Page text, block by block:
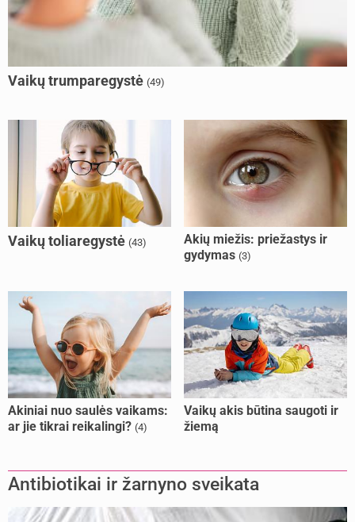
Vaikų trumparegystė (49)
Vaikų toliaregystė (43)
Akių miežis: priežastys ir
gydymas (3)
Akiniai nuo saulės vaikams:
ar jie tikrai reikalingi? (4)
Vaikų akis būtina saugoti ir
žiemą
Antibiotikai ir žarnyno sveikata